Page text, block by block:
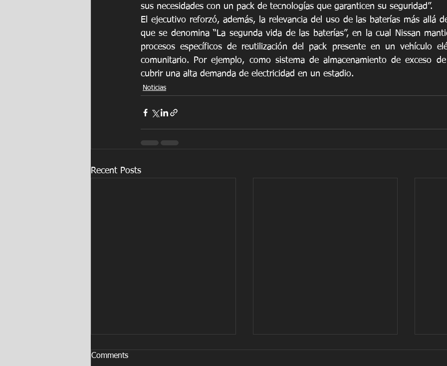
sus necesidades con un pack de tecnologías que garanticen su seguridad”.
El ejecutivo reforzó, además, la relevancia del uso de las baterías más allá
que se denomina “La segunda vida de las baterías”, en la cual Nissan
procesos específicos de reutilización del pack presente en un vehículo
comunitario. Por ejemplo, como sistema de almacenamiento de exceso
cubrir una alta demanda de electricidad en un estadio.
Noticias
Recent Posts
Comments